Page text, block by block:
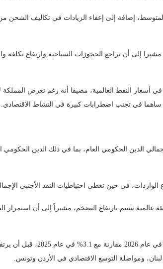
إضافة إلى إعفاء الزيادات في تكاليف
إلى أن تراجع الحجوزات السياحية وارتفاع
بشكل طفيف إلى 1.9% لنهاية آذار 2026 نتيجة الارتفاع الحاد في أسعار النفط
ساهما في تجنب اضطرابات كبيرة في النشاط الاقتصادي.
تتسم بارتفاع التضخم، مشيراً إلى أن استمرار